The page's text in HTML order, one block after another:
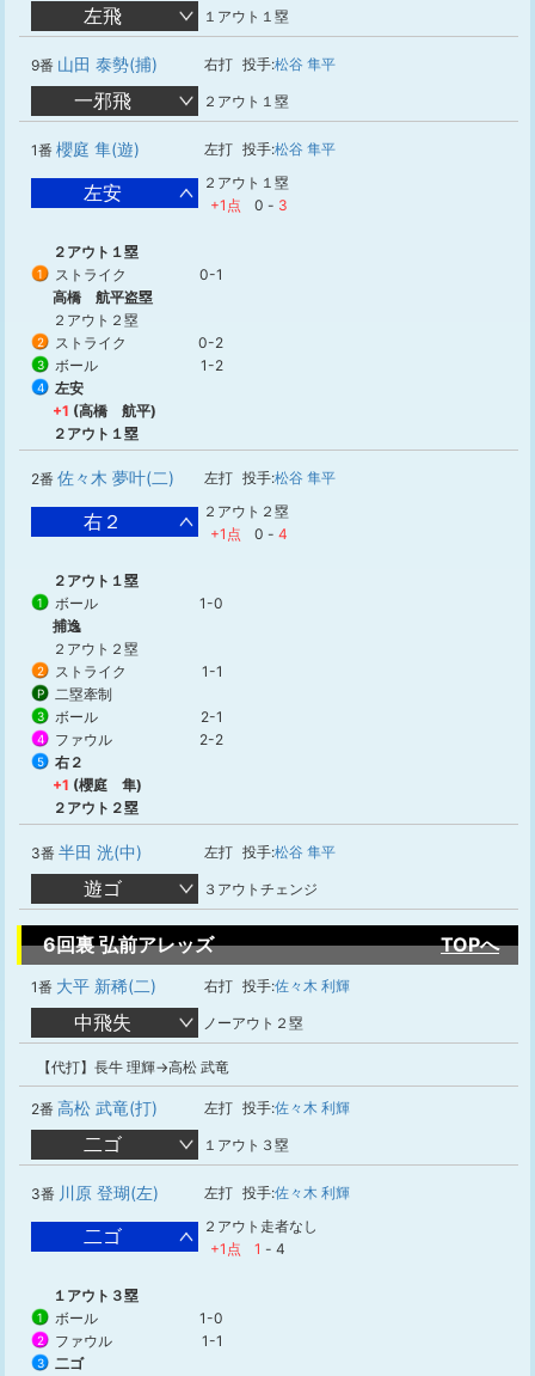
左飛 １アウト１塁
9番 山田 泰勢(捕) 右打 投手:松谷 隼平
一邪飛 ２アウト１塁
1番 櫻庭 隼(遊) 左打 投手:松谷 隼平
左安
２アウト１塁
+1点
0 - 3
２アウト１塁
1 ストライク
0-1
高橋 航平盗塁
２アウト２塁
2 ストライク 0-2
3 ボール 1-2
4
左安
+1 (高橋 航平)
２アウト１塁
2番 佐々木 夢叶(二) 左打 投手:松谷 隼平
右２
２アウト２塁
+1点
0 - 4
２アウト１塁
1 ボール
1-0
捕逸
２アウト２塁
2 ストライク 1-1
P 二塁牽制
3 ボール 2-1
4 ファウル 2-2
5
右２
+1 (櫻庭 隼)
２アウト２塁
3番 半田 洸(中) 左打 投手:松谷 隼平
遊ゴ ３アウトチェンジ
6回裏 弘前アレッズ TOPへ
1番 大平 新稀(二) 右打 投手:佐々木 利輝
中飛失 ノーアウト２塁
【代打】長牛 理輝→高松 武竜
2番 高松 武竜(打) 左打 投手:佐々木 利輝
二ゴ １アウト３塁
3番 川原 登瑚(左) 左打 投手:佐々木 利輝
二ゴ
２アウト走者なし
+1点
1 - 4
１アウト３塁
1 ボール 1-0
2 ファウル 1-1
3
二ゴ